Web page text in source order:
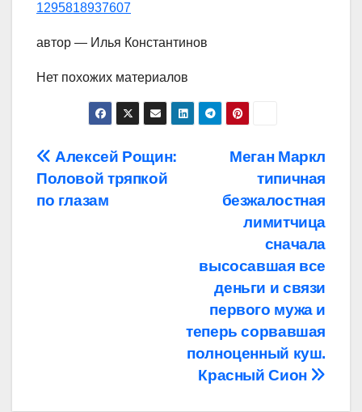
1295818937607
автор — Илья Константинов
Нет похожих материалов
Навигация
по
Меган Маркл
типичная
безжалостная
лимитчица
сначала
высосавшая все
деньги и связи
первого мужа и
теперь сорвавшая
полноценный куш.
Красный Сион
Алексей Рощин:
Половой тряпкой
по глазам